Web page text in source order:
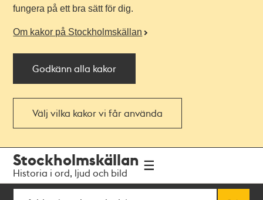
fungera på ett bra sätt för dig.
Om kakor på Stockholmskällan
Godkänn alla kakor
Välj vilka kakor vi får använda
navigationen
huvudinnehållet
Stockholmskällan
Historia i ord, ljud och bild
Sök